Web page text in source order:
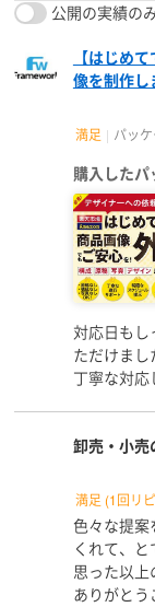
公開の実績の
【はじめ
像を制作し
満足
パッ
購入したパ
対応日も
ただけまし
丁寧な対応
卸売・小
満足 (1回リ
色々な提案
くれて、
思った以上
ありがと